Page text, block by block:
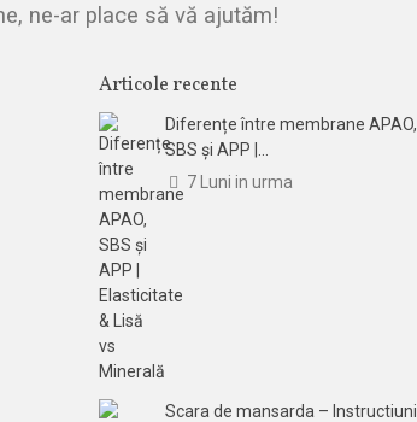
ne-ar place să vă ajutăm!
Articole recente
Diferențe între membrane APAO,
SBS și APP |...
7 Luni in urma
Scara de mansarda – Instructiuni